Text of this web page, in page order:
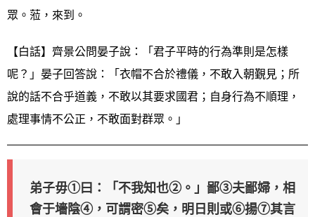
眾。蒞，來到。
【白話】齊景公問晏子說：「君子平時的行為準則是怎樣
呢？」晏子回答說：「衣帽不合於禮儀，不敢入朝覲見；所
說的話不合乎道義，不敢以其要求國君；自身行為不順理，
處理事情不公正，不敢面對群眾。」
弟子毋①曰：「不我知也②。」鄙③夫鄙婦，相
會于墻陰④，可謂密⑤矣，明日則或⑥揚⑦其言